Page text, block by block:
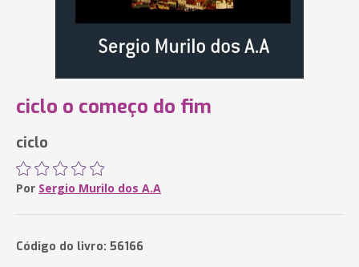
ciclo o começo do fim
ciclo
Por Sergio Murilo dos A.A
Código do livro: 56166